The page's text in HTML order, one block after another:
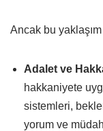
Ancak bu
Adalet ve
hakkaniyete
sistemleri,
yorum ve